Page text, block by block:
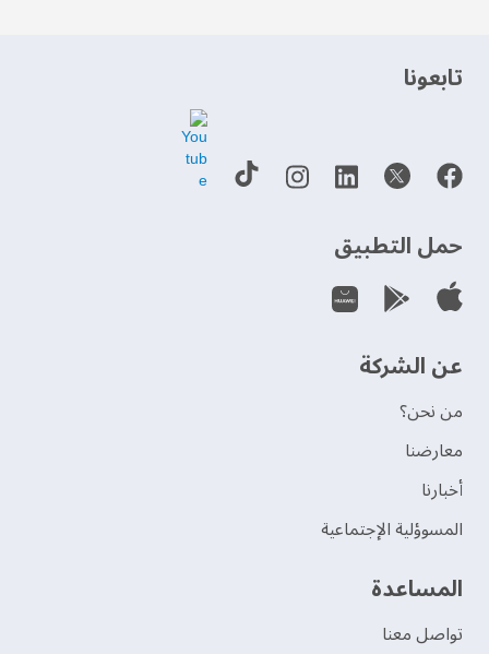
‫تابعونا‬
حمل التطبيق
عن الشركة
من نحن؟
‫معارضنا‬
‫أخبارنا‬
المسوؤلية الإجتماعية
‫المساعدة‬
تواصل معنا